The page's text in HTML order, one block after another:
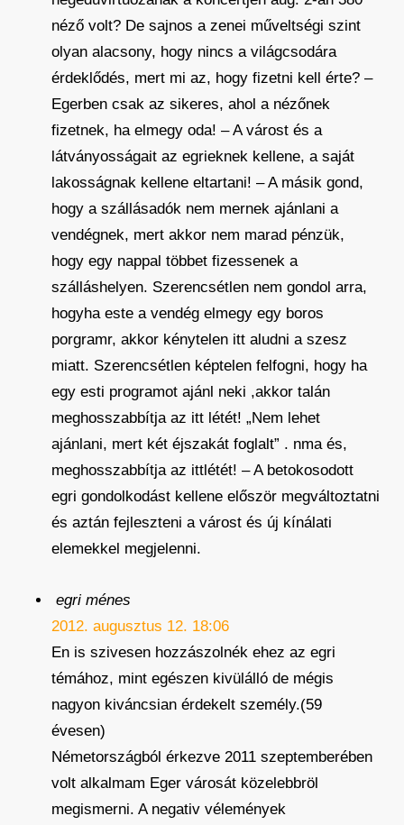
néző volt? De sajnos a zenei műveltségi szint
olyan alacsony, hogy nincs a világcsodára
érdeklődés, mert mi az, hogy fizetni kell érte? –
Egerben csak az sikeres, ahol a nézőnek
fizetnek, ha elmegy oda! – A várost és a
látványosságait az egrieknek kellene, a saját
lakosságnak kellene eltartani! – A másik gond,
hogy a szállásadók nem mernek ajánlani a
vendégnek, mert akkor nem marad pénzük,
hogy egy nappal többet fizessenek a
szálláshelyen. Szerencsétlen nem gondol arra,
hogyha este a vendég elmegy egy boros
porgramr, akkor kénytelen itt aludni a szesz
miatt. Szerencsétlen képtelen felfogni, hogy ha
egy esti programot ajánl neki ,akkor talán
meghosszabbítja az itt létét! „Nem lehet
ajánlani, mert két éjszakát foglalt” . nma és,
meghosszabbítja az ittlétét! – A betokosodott
egri gondolkodást kellene először megváltoztatni
és aztán fejleszteni a várost és új kínálati
elemekkel megjelenni.
egri ménes
2012. augusztus 12. 18:06
En is szivesen hozzászolnék ehez az egri
témához, mint egészen kivülálló de mégis
nagyon kiváncsian érdekelt személy.(59
évesen)
Németországból érkezve 2011 szeptemberében
volt alkalmam Eger városát közelebbröl
megismerni. A negativ vélemények